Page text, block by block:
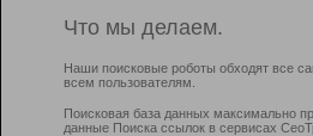
Что мы делаем.
Наши поисковые роботы обходят все
всем пользователям.
Поисковая база данных максимально
данные Поиска ссылок в сервисах